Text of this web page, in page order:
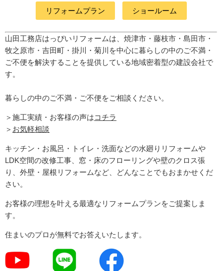
リフォームプラン ショールーム
山田工務店はっぴいリフォームは、焼津市・藤枝市・島田市・
牧之原市・吉田町 ・掛川・菊川 を中心に暮らしの中のご不満・
ご不便を解決することを提供している地域密着型の建設会社で
す。
暮らしの中のご不満・ご不便をご相談ください。
＞施工実績・お客様の声はコチラ
＞ お気軽相談
キッチン・お風呂・トイレ・洗面などの水廻りリフォームや
LDK空間の改修工事、窓・床のフローリングや壁のクロス張
り、外壁・屋根リフォームなど、どんなことでもおまかせくだ
さい。
お客様の理想を叶える最適なリフォームプランをご提案しま
す。
住まいのプロが無料でお答えいたします。